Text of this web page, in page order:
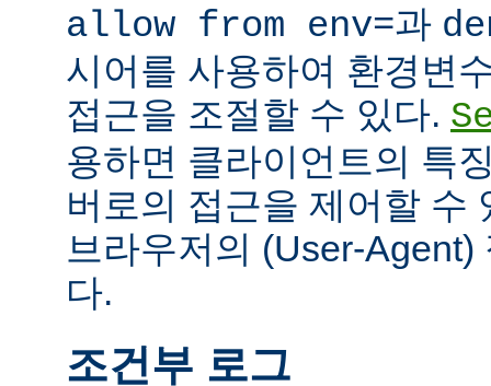
allow from env=과
시어를 사용하여 환경변
접근을 조절할 수 있다.
용하면 클라이언트의 특
버로의 접근을 제어할 수
브라우저의 (User-
다.
조건부 로그